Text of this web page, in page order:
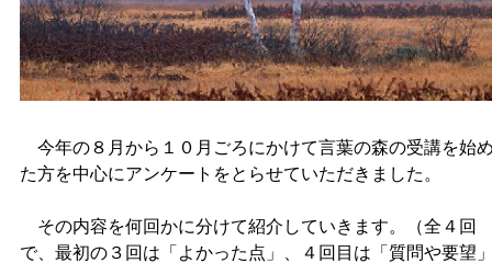
今年の８月から１０月ごろにかけて言葉の森の受講を始
た方を中心にアンケートをとらせていただきました。
その内容を何回かに分けて紹介していきます。（全４回
で、最初の３回は「よかった点」、４回目は「質問や要望